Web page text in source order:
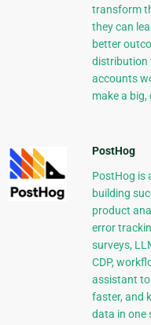
transform
they can
better
distribution
accounts
make a big,
PostHog
PostHog is
building
product
error
surveys,
CDP,
assistant to
faster, and
data in one